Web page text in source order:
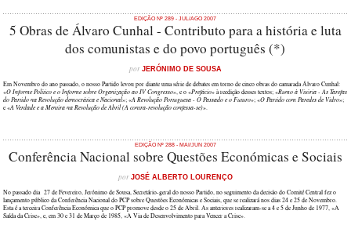
EDIÇÃO Nº 289 - JUL/AGO 2007
5 Obras de Álvaro Cunhal - Contributo para a história e luta
dos comunistas e do povo português (*)
porJERÓNIMO DE SOUSA
Em Novembro do ano passado, o nosso Partido levou por diante uma série de debates em torno de cinco obras do camarada Álvaro Cunhal:
«O Informe Político e o Informe sobre Organização ao IV Congresso», e o «Prefácio» à reedição desses textos; «Rumo à Vitória - As Tarefas
do Partido na Revolução democrática e Nacional»; «A Revolução Portuguesa - O Passado e o Futuro»; «O Partido com Paredes de Vidro»;
e «A Verdade e a Mentira na Revolução de Abril (A contra-revolução confessa-se)».
EDIÇÃO Nº 288 - MAI/JUN 2007
Conferência Nacional sobre Questões Económicas e Sociais
porJOSÉ ALBERTO LOURENÇO
No passado dia 27 de Fevereiro, Jerónimo de Sousa, Secretário-geral do nosso Partido, no seguimento da decisão do Comité Central fez o
lançamento público da Conferência Nacional do PCP sobre Questões Económicas e Sociais, que se realizará nos dias 24 e 25 de Novembro.
Esta é a terceira Conferência Económica que o PCP promove desde o 25 de Abril. As anteriores realizaram-se a 4 e 5 de Junho de 1977, «A
Saída da Crise», e, em 30 e 31 de Março de 1985, «A Via de Desenvolvimento para Vencer a Crise».